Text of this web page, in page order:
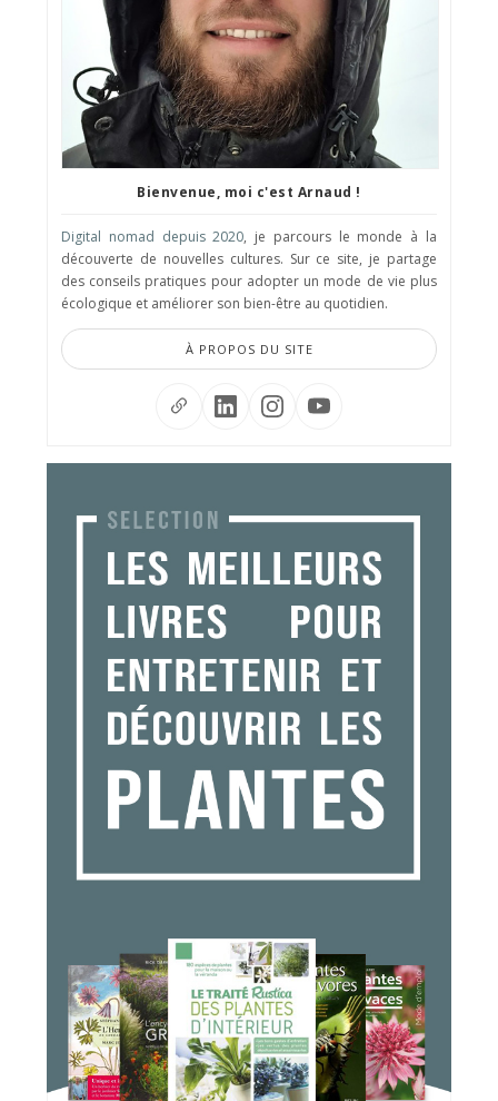
Bienvenue, moi c'est Arnaud !
Digital nomad depuis 2020, je parcours le monde à la
découverte de nouvelles cultures. Sur ce site, je partage
des conseils pratiques pour adopter un mode de vie plus
écologique et améliorer son bien-être au quotidien.
À PROPOS DU SITE